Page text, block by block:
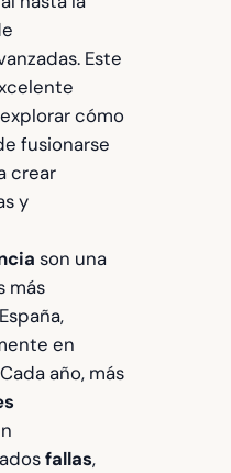
Este
cómo
fusionarse
crear
y
son una
más
en
año, más
fallas,